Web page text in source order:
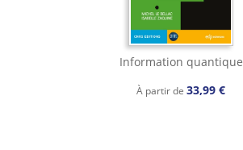
Information quantique
À partir de 33,99 €